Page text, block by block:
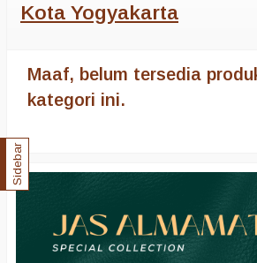
Kota Yogyakarta
Maaf, belum tersedia
kategori ini.
Sidebar